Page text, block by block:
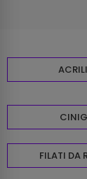
FILATI DA